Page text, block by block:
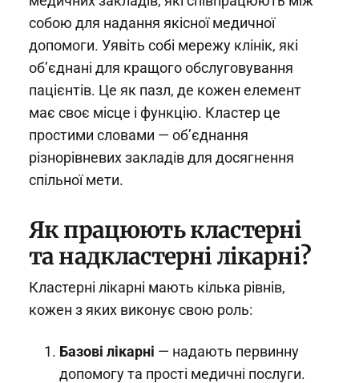
собою для надання якісної медичної
допомоги. Уявіть собі мережу клінік, які
об’єднані для кращого обслуговування
пацієнтів. Це як пазл, де кожен елемент
має своє місце і функцію. Кластер це
простими словами — об’єднання
різнорівневих закладів для досягнення
спільної мети.
Як працюють кластерні
та надкластерні лікарні?
Кластерні лікарні мають кілька рівнів,
кожен з яких виконує свою роль:
Базові лікарні — надають первинну
допомогу та прості медичні послуги.